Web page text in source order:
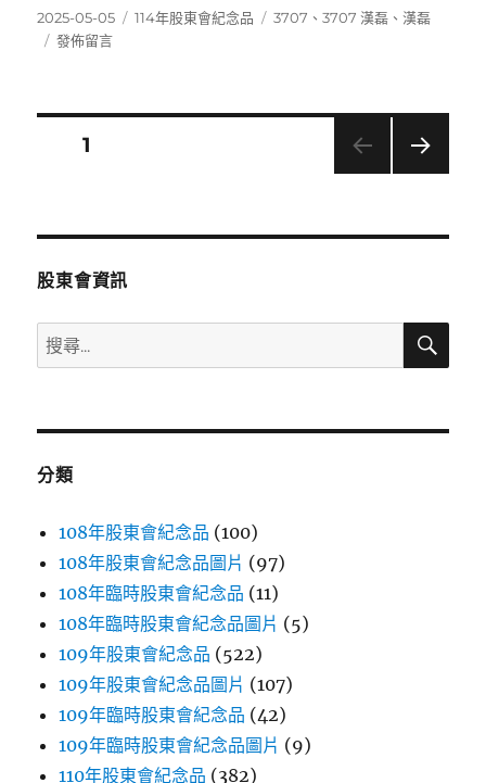
發
佈
2025-05-05
分
114年股東會紀念品
標
3707 、3707 漢磊 、漢磊
在
發佈留言
分
頁次1
股東會資訊
搜
尋
鍵
搜
分類
108年股東會紀念品 (100)
108年股東會紀念品圖片 (97)
108年臨時股東會紀念品 (11)
108年臨時股東會紀念品圖片 (5)
109年股東會紀念品 (522)
109年股東會紀念品圖片 (107)
109年臨時股東會紀念品 (42)
109年臨時股東會紀念品圖片 (9)
110年股東會紀念品 (382)